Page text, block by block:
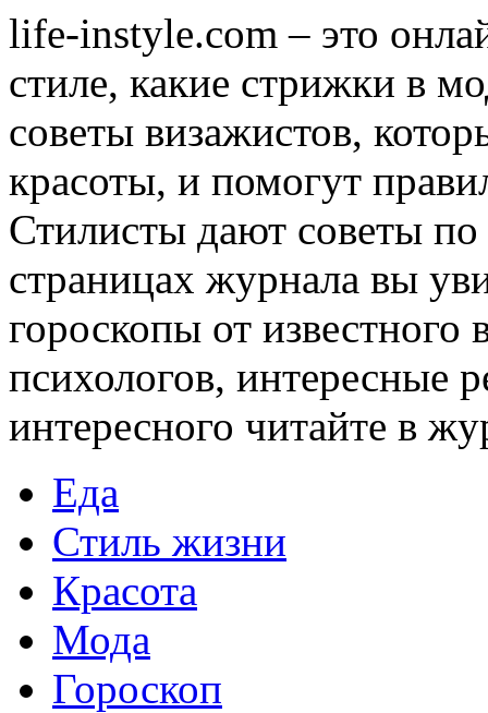
life-instyle.com – это
стиле, какие стрижки в
советы визажистов,
красоты, и помогут
Стилисты дают советы
страницах журнала вы
гороскопы от известного
психологов, интересные
интересного читайте в
Еда
Стиль жизни
Красота
Мода
Гороскоп